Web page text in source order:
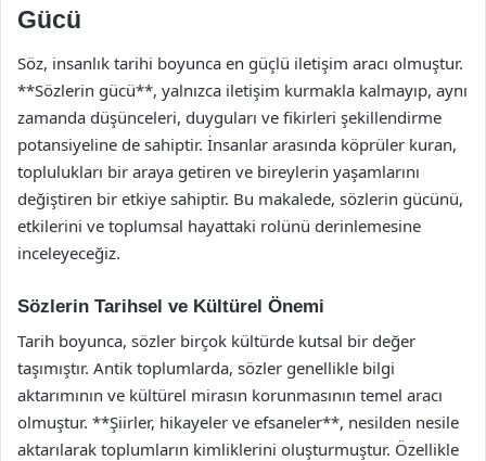
Gücü
Söz, insanlık tarihi boyunca en güçlü iletişim aracı olmuştur.
**Sözlerin gücü**, yalnızca iletişim kurmakla kalmayıp, aynı
zamanda düşünceleri, duyguları ve fikirleri şekillendirme
potansiyeline de sahiptir. İnsanlar arasında köprüler kuran,
toplulukları bir araya getiren ve bireylerin yaşamlarını
değiştiren bir etkiye sahiptir. Bu makalede, sözlerin gücünü,
etkilerini ve toplumsal hayattaki rolünü derinlemesine
inceleyeceğiz.
Sözlerin Tarihsel ve Kültürel Önemi
Tarih boyunca, sözler birçok kültürde kutsal bir değer
taşımıştır. Antik toplumlarda, sözler genellikle bilgi
aktarımının ve kültürel mirasın korunmasının temel aracı
olmuştur. **Şiirler, hikayeler ve efsaneler**, nesilden nesile
aktarılarak toplumların kimliklerini oluşturmuştur. Özellikle